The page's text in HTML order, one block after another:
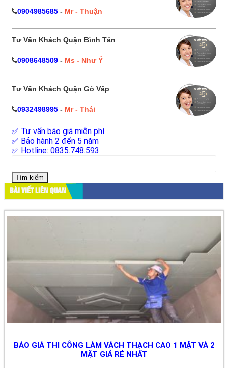
0904985685 - Mr - Thuận
Tư Vấn Khách Quận Bình Tân
0908648509 - Ms - Như Ý
Tư Vấn Khách Quận Gò Vấp
0932498995 - Mr - Thái
✅ Tư vấn báo giá miễn phí
✅ Bảo hành 2 đến 5 năm
✅ Hotline: 0835.748.593
cho:
BÀI VIẾT LIÊN QUAN
BÁO GIÁ THI CÔNG LÀM VÁCH THẠCH CAO 1 MẶT VÀ 2
MẶT GIÁ RẺ NHẤT